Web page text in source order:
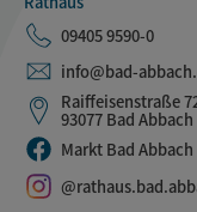
09405 9590-0
info@bad-
Raiffeisenstraße
93077 Bad Abbach
Markt Bad Abbach